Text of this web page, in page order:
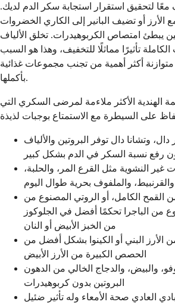
معًا لتحقيق استقرار استجابة سكر الدم لديك.
الأرز أو تضيف البانير إلى الكاري الخضروات
يبطئ امتصاص الكربوهيدرات. تخلق الألياف
تأثيرًا مماثلًا للتخفيف، وهذا هو السبب
أكثر أهمية من تجنب مجموعات غذائية
بأكملها.
الهندية الأكثر ملاءمة لمرضى السكري التي
دال، وتشانا دال توفر البروتين والألياف
رفع نسبة السكر في الدم بشكل كبير
غير النشوية مثل القرع المر، والحلبة،
والقرنبيط، والملفوف بحرية طوال اليوم
القمح الكامل، أو الروتي المصنوع من
من الباجرا تحكمًا أفضل في الجلوكوز
من الخبز الأبيض أو النان
البني أو الكينوا بشكل أفضل من
الحصص الكبيرة من الأرز الأبيض
والبيض، والدجاج الخالي من الدهون
البروتين بدون كربوهيدرات
العادي صحة الأمعاء وله تأثير ضئيل